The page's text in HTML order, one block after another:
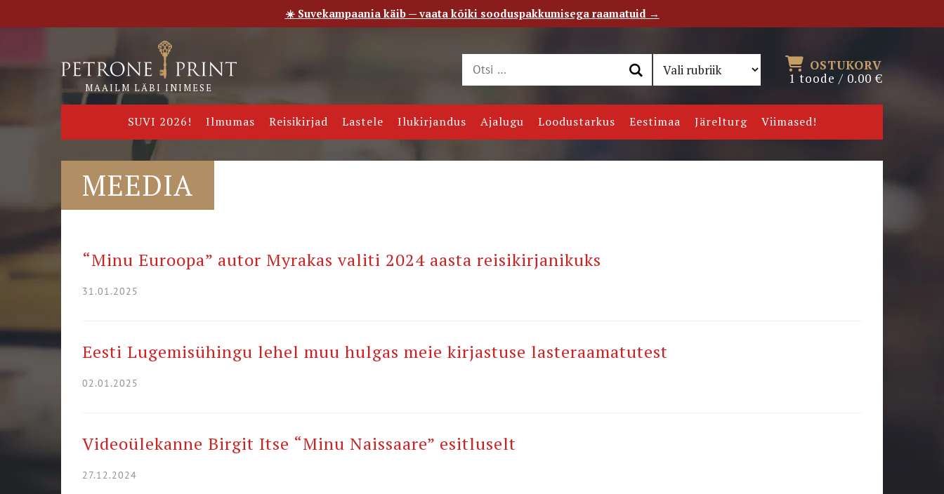
Meie saade Kontakt
MAAILM LÄBI INIMESE
OSTUKORV
1 toode / 0.00€
SUVI 2026! Ilmumas Reisikirjad Lastele Ilukirjandus Ajalugu Loodustarkus Eestimaa Järelturg Viimased!
MEEDIA
“Minu Euroopa” autor Myrakas valiti 2024 aasta reisikirjanikuks
31.01.2025
Eesti Lugemisühingu lehel muu hulgas meie kirjastuse lasteraamatutest
02.01.2025
Videoülekanne Birgit Itse “Minu Naissaare” esitluselt
27.12.2024
☀️ Suvekampaania käib — vaata kõiki sooduspakkumisega raamatuid →